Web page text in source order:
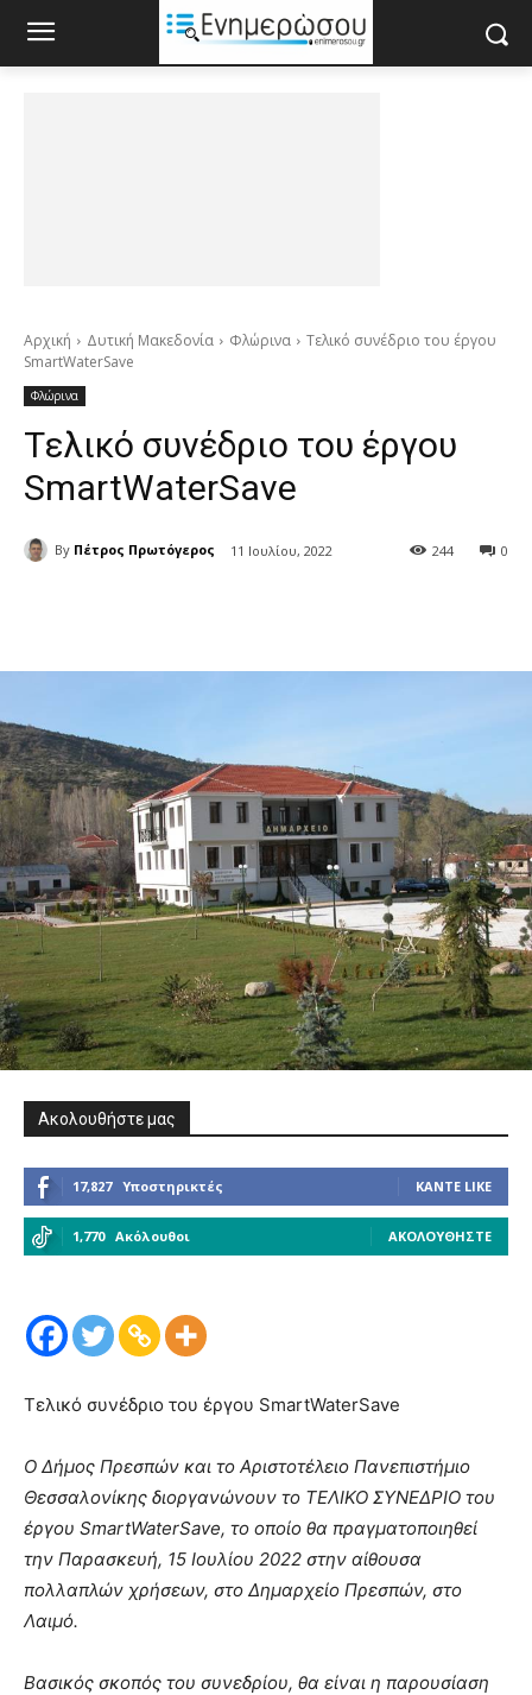
Αρχική Δυτική Μακεδονία Φλώρινα
Tελικό συνέδριο του έργου
SmartWaterSave
Φλώρινα
Tελικό συνέδριο του έργου
SmartWaterSave
By Πέτρος Πρωτόγερος 11 Ιουλίου, 2022 0
244
Ακολουθήστε μας
17,827 Υποστηρικτές ΚΆΝΤΕ LIKE
1,770 Ακόλουθοι ΑΚΟΛΟΥΘΉΣΤΕ
Tελικό συνέδριο του έργου SmartWaterSave
Ο Δήμος Πρεσπών και το Αριστοτέλειο Πανεπιστήμιο
Θεσσαλονίκης διοργανώνουν το ΤΕΛΙΚΟ ΣΥΝΕΔΡΙΟ του
έργου SmartWaterSave, το οποίο θα πραγματοποιηθεί
την Παρασκευή, 15 Ιουλίου 2022 στην αίθουσα
πολλαπλών χρήσεων, στο Δημαρχείο Πρεσπών, στο
Λαιμό.
Βασικός σκοπός του συνεδρίου, θα είναι η παρουσίαση